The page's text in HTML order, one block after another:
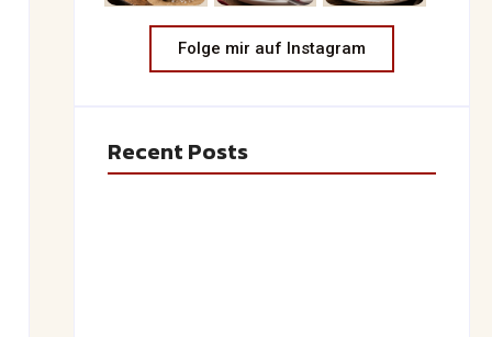
Folge mir auf Instagram
Recent Posts